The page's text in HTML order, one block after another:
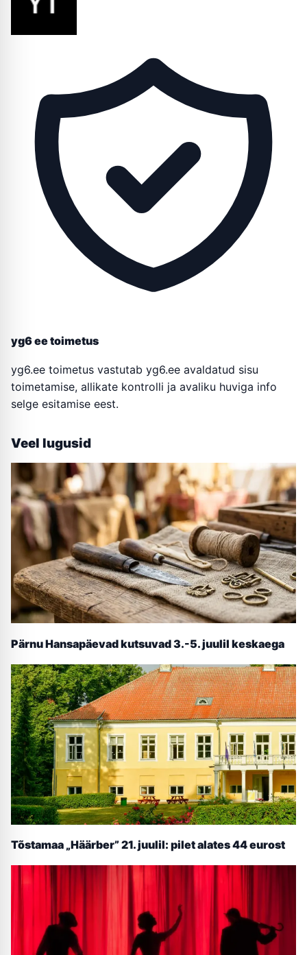
yg6 ee toimetus
yg6.ee toimetus vastutab yg6.ee avaldatud sisu
toimetamise, allikate kontrolli ja avaliku huviga info
selge esitamise eest.
Veel lugusid
Pärnu Hansapäevad kutsuvad 3.-5. juulil keskaega
Tõstamaa „Häärber” 21. juulil: pilet alates 44 eurost